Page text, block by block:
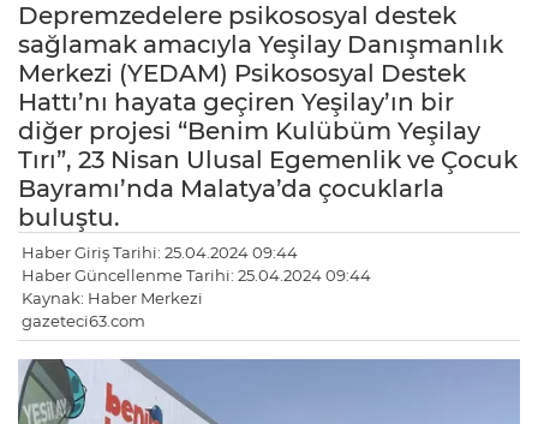
Depremzedelere psikososyal destek
sağlamak amacıyla Yeşilay Danışmanlık
Merkezi (YEDAM) Psikososyal Destek
Hattı’nı hayata geçiren Yeşilay’ın bir
diğer projesi “Benim Kulübüm Yeşilay
Tırı”, 23 Nisan Ulusal Egemenlik ve Çocuk
Bayramı’nda Malatya’da çocuklarla
buluştu.
Haber Giriş Tarihi: 25.04.2024 09:44
Haber Güncellenme Tarihi: 25.04.2024 09:44
Kaynak: Haber Merkezi
gazeteci63.com